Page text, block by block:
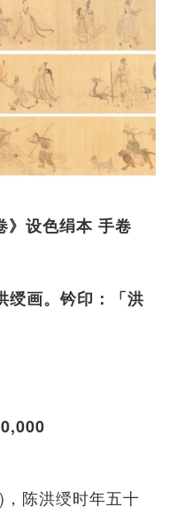
设色绢本 手卷
绶画。钤印：「洪
，陈洪绶时年五十